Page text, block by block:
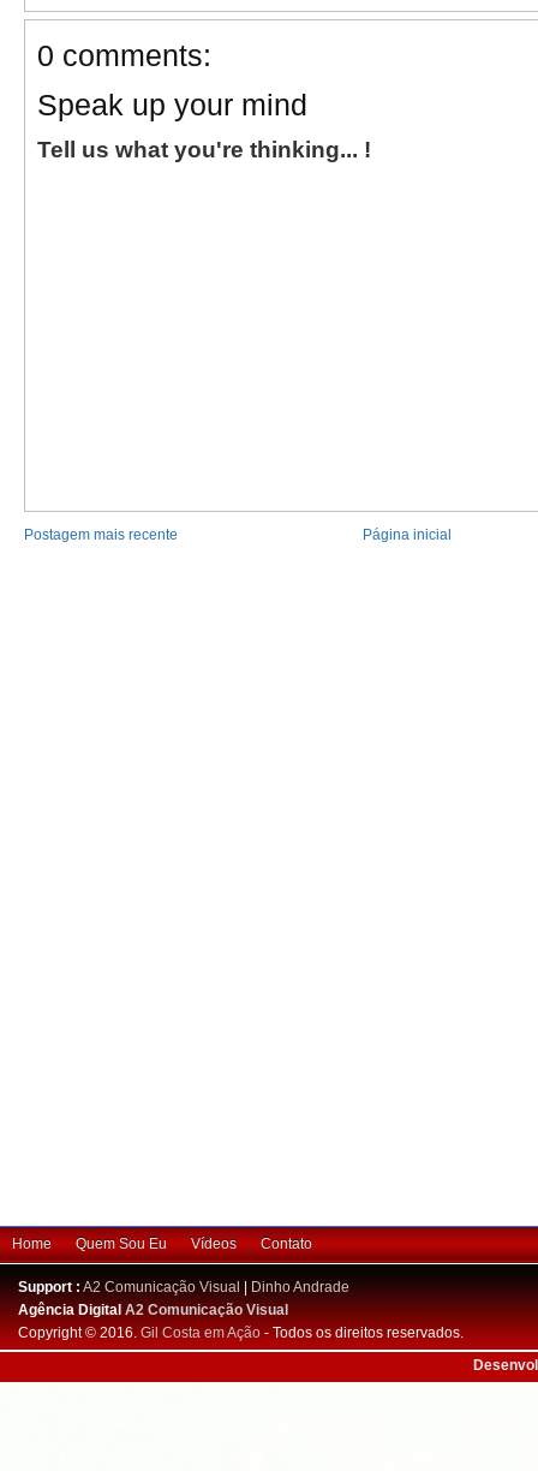
0 comments:
Speak up your mind
Tell us what you're thinking... !
Postagem mais recente Página inicial
Home Quem Sou Eu Vídeos Contato
Support : A2 Comunicação Visual
Dinho Andrade
Agência DigitalA2 Comunicação Visual
Copyright © 2016. Gil Costa em Ação - Todos os direitos reservados.